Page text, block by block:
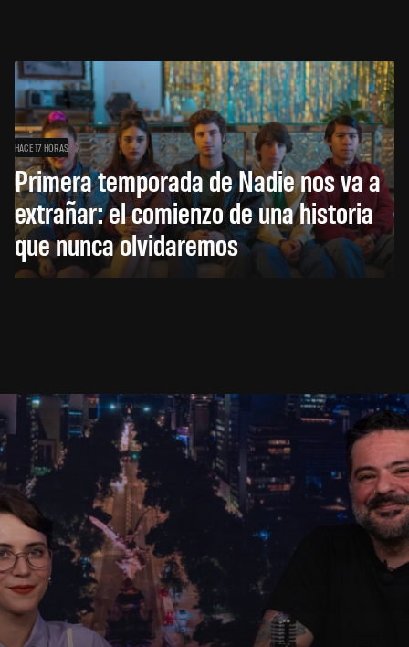
HACE 17 HORAS
Primera temporada de Nadie nos va a
extrañar: el comienzo de una historia
que nunca olvidaremos